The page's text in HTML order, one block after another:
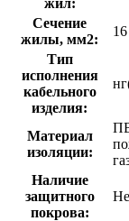
Сечение
жилы, мм2:
16
Тип
исполнения
кабельного
изделия:
Материал
изоляции:
Наличие
защитного
покрова: